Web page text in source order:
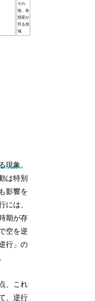
その
他、各
惑星が
司る領
域
現象。
は特別
影響を
には、
期が存
空を逆
行」の
、これ
、逆行